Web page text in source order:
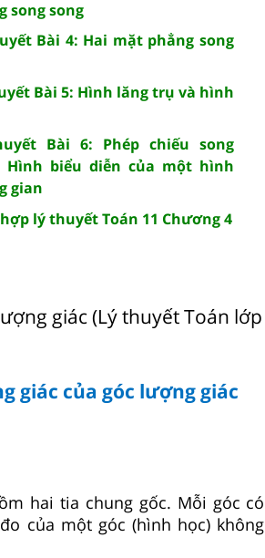
song song
Bài 4: Hai mặt phẳng song
Bài 5: Hình lăng trụ và hình
Bài 6: Phép chiếu song
Hình biểu diễn của một hình
gian
lý thuyết Toán 11 Chương 4
giác (Lý thuyết Toán lớp
giác của góc lượng giác
hai tia chung gốc. Mỗi góc có
của một góc (hình học) không